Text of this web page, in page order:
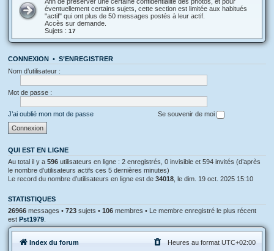
éventuellement certains sujets, cette section est limitée aux habitués
"actif" qui ont plus de 50 messages postés à leur actif.
Accès sur demande.
Sujets : 17
CONNEXION • S’ENREGISTRER
Nom d’utilisateur :
Mot de passe :
J’ai oublié mon mot de passe Se souvenir de moi
QUI EST EN LIGNE
Au total il y a 596 utilisateurs en ligne : 2 enregistrés, 0 invisible et 594 invités (d’après
le nombre d’utilisateurs actifs ces 5 dernières minutes)
Le record du nombre d’utilisateurs en ligne est de 34018 , le dim. 19 oct. 2025 15:10
STATISTIQUES
26966 messages • 723 sujets • 106 membres • Le membre enregistré le plus récent
est Pst1979
Index du forum Heures au format UTC+02:00